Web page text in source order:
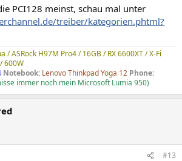
PCI128 meinst, schau mal unter
treiber/kategorien.phtml?
/ ASRock H97M Pro4 / 16GB / RX 6600XT / X-Fi
600W
Notebook: Lenovo Thinkpad Yoga 12 Phone:
immer noch mein Microsoft Lumia 950)
#13